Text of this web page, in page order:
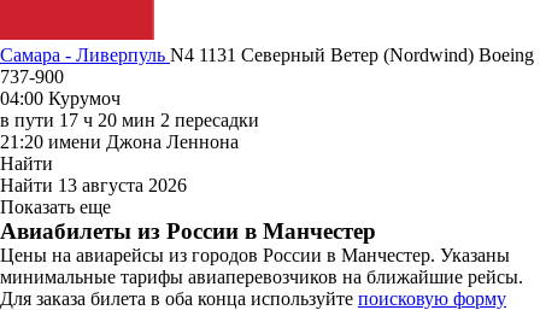
Самара - Ливерпуль N4 1131 Северный Ветер (Nordwind) Boeing
737-900
04:00 Курумоч
в пути 17 ч 20 мин 2 пересадки
21:20 имени Джона Леннона
Найти
Найти 13 августа 2026
Показать еще
Авиабилеты из России в Манчестер
Цены на авиарейсы из городов России в Манчестер. Указаны
минимальные тарифы авиаперевозчиков на ближайшие рейсы.
Для заказа билета в оба конца используйте поисковую форму